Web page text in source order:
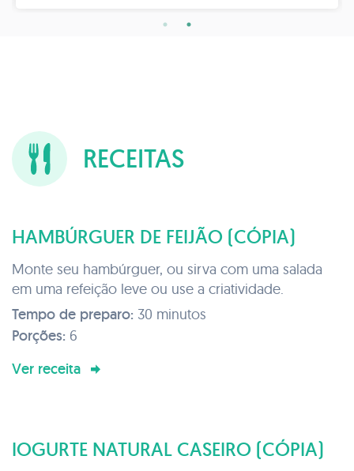
RECEITAS
HAMBÚRGUER DE FEIJÃO (CÓPIA)
Monte seu hambúrguer, ou sirva com uma salada
em uma refeição leve ou use a criatividade.
Tempo de preparo: 30 minutos
Porções: 6
Ver receita
IOGURTE NATURAL CASEIRO (CÓPIA)